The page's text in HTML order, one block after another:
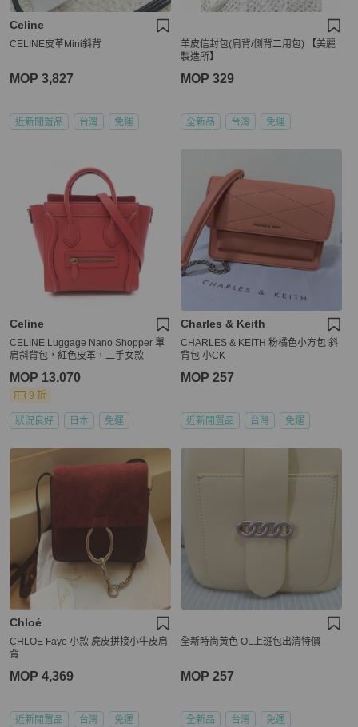
Celine
CELINE皮革Mini斜背
MOP 3,827
近新閒置品 台灣 免運
羊皮信封包(肩背/側背二用包) 【美麗
製造所】
MOP 329
全新品 台灣 免運
Celine
CELINE Luggage Nano Shopper 單
肩斜背包，紅色皮革，二手女款
MOP 13,070
9 折
狀況良好 日本 免運
Charles & Keith
CHARLES & KEITH 粉橘色小方包 斜
背包 小CK
MOP 257
近新閒置品 台灣 免運
Chloé
CHLOE Faye 小款 麂皮拼接小牛皮肩
背
MOP 4,369
近新閒置品 台灣 免運
全新時尚黃色 OL上班包出清特價
MOP 257
全新品 台灣 免運